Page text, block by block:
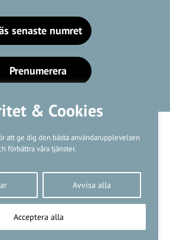
& Cookies
att ge dig den bästa användarupplevelsen
förbättra våra tjänster.
Avvisa alla
Acceptera alla
senaste numret
Prenumerera